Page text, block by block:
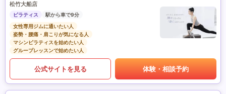
松竹大船店
ピラティス
駅から車で9分
女性専用ジムに通いたい人
姿勢・腰痛・肩こりが気になる人
マシンピラティスを始めたい人
グループレッスンで始めたい人
公式サイトを見る 体験・相談予約